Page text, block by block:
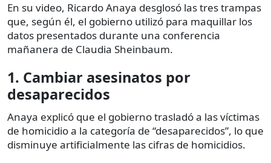
En su video, Ricardo Anaya desglosó las tres trampas
que, según él, el gobierno utilizó para maquillar los
datos presentados durante una conferencia
mañanera de Claudia Sheinbaum.
1. Cambiar asesinatos por
desaparecidos
Anaya explicó que el gobierno trasladó a las víctimas
de homicidio a la categoría de “desaparecidos”, lo que
disminuye artificialmente las cifras de homicidios.